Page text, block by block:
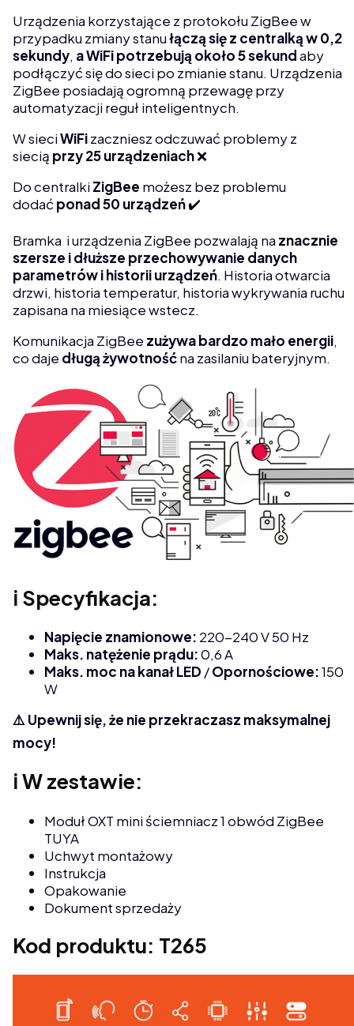
Urządzenia korzystające z protokołu ZigBee w
przypadku zmiany stanułączą się z centralką w 0,2
sekundy, a WiFi potrzebują około 5 sekundaby
podłączyć się do sieci po zmianie stanu. Urządzenia
ZigBee posiadają ogromną przewagę przy
automatyzacji reguł inteligentnych.
W sieciWiFizaczniesz odczuwać problemy z
siecią przy 25 urządzeniach❌
Do centralkiZigBee możesz bez problemu
dodać ponad 50 urządzeń✔️
Bramka i urządzenia ZigBee pozwalają na znacznie
szersze i dłuższe przechowywanie danych
parametrów i historii urządzeń. Historia otwarcia
drzwi, historia temperatur, historia wykrywania ruchu
zapisana na miesiące wstecz.
Komunikacja ZigBee zużywa bardzo mało energii,
co daje długą żywotnośćna zasilaniu bateryjnym.
ℹ️ Specyfikacja:
Napięcie znamionowe: 220-240 V 50 Hz
Maks. natężenie prądu:0,6 A
Maks. moc na kanał LED /Opornościowe:150
W
⚠️ Upewnij się, że nie przekraczasz maksymalnej
mocy!
ℹ️ W zestawie:
Moduł OXT mini ściemniacz 1 obwód ZigBee
TUYA
Uchwyt montażowy
Instrukcja
Opakowanie
Dokument sprzedaży
Kod produktu: T265